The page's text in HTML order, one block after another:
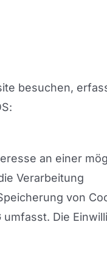
besuchen,
an einer
Verarbeitung
von
Die